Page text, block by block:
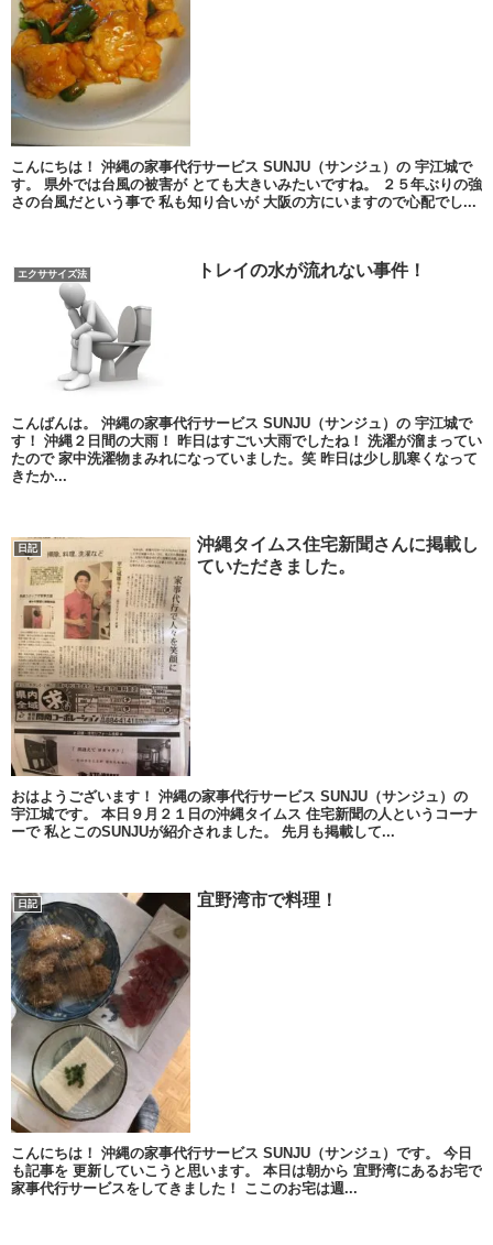
こんにちは！ 沖縄の家事代行サービス SUNJU（サンジュ）の 宇江城で
す。 県外では台風の被害が とても大きいみたいですね。 ２５年ぶりの強
さの台風だという事で 私も知り合いが 大阪の方にいますので心配でし...
エクササイズ法 トレイの水が流れない事件！
こんばんは。 沖縄の家事代行サービス SUNJU（サンジュ）の 宇江城で
す！ 沖縄２日間の大雨！ 昨日はすごい大雨でしたね！ 洗濯が溜まってい
たので 家中洗濯物まみれになっていました。笑 昨日は少し肌寒くなって
きたか...
日記
沖縄タイムス住宅新聞さんに掲載し
ていただきました。
おはようございます！ 沖縄の家事代行サービス SUNJU（サンジュ）の
宇江城です。 本日９月２１日の沖縄タイムス 住宅新聞の人というコーナ
ーで 私とこのSUNJUが紹介されました。 先月も掲載して...
日記 宜野湾市で料理！
こんにちは！ 沖縄の家事代行サービス SUNJU（サンジュ）です。 今日
も記事を 更新していこうと思います。 本日は朝から 宜野湾にあるお宅で
家事代行サービスをしてきました！ ここのお宅は週...